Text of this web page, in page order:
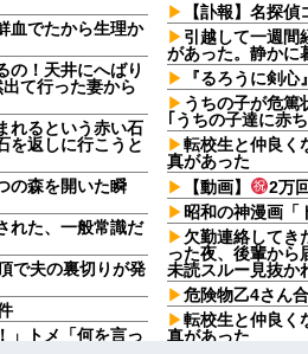
血でたから生理か
の！天井にへばり
て行った妻から
れるという赤い石
を返しに行こうと
の森を開いた瞬
れた、一般常識だ
で夫の裏切りが発
」トメ「何を言っ
【訃報】名探
引越して一週間
があった。静かに
『るろうに剣
うちの子が危篤
｢うちの子達に赤
転校生と仲良く
真があった
【動画】
2万
昭和の神漫画「
欠勤連絡してき
った夜、後輩か
未読スルー見抜か
危険物乙4さん
転校生と仲良く
真があった